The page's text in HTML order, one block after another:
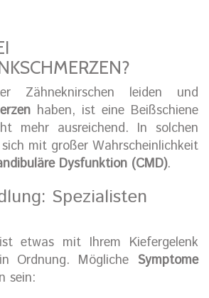
Zähneknirschen leiden und
haben, ist eine Beißschiene
mehr ausreichend. In solchen
mit großer Wahrscheinlichkeit
Dysfunktion (CMD).
Spezialisten
etwas mit Ihrem Kiefergelenk
Ordnung. Mögliche Symptome
sein: